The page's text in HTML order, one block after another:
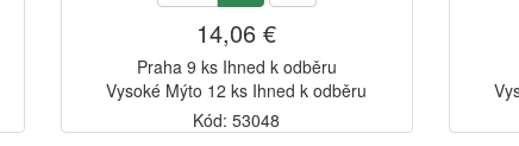
14,06 €
Praha 9 ks Ihned k odběru
Vysoké Mýto 12 ks Ihned k odběru
Kód: 53048